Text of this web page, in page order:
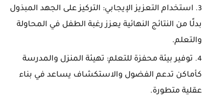
استخدام التعزيز الإيجابي: التركيز على الجهد المبذول
بدلًا من النتائج النهائية يعزز رغبة الطفل في المحاولة
والتعلم.
توفير بيئة محفزة للتعلم: تهيئة المنزل والمدرسة
كأماكن تدعم الفضول والاستكشاف يساعد في بناء
عقلية متطورة.